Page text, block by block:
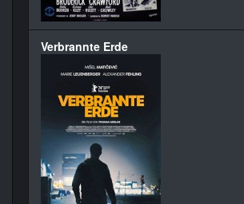
Verbrannte Erde